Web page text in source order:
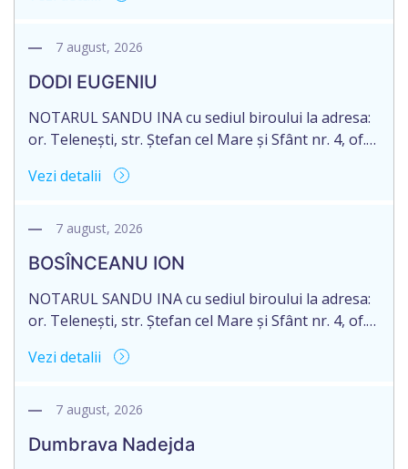
decedat/ă la 16 mai 2026. Eliberarea certificatului de
de 16.05.2027 termenul de opțiune pentru
acceptarea […]
7 august, 2026
DODI EUGENIU
NOTARUL SANDU INA cu sediul biroului la adresa:
or. Telenești, str. Ștefan cel Mare și Sfânt nr. 4, of.
succesorale în urma decesului cet. DODI EUGENIU,
2003035009604, decedat/ă la data de 12.01.2026
/doisprezece ianuarie anul două mii douăzeci și
șase/. Eliberarea certificatului de moștenitor este
[…]
Vezi detalii
7 august, 2026
BOSÎNCEANU ION
NOTARUL SANDU INA cu sediul biroului la adresa:
or. Telenești, str. Ștefan cel Mare și Sfânt nr. 4, of.
succesorale în urma decesului cet. BOSÎNCEANU
0991201351317, decedat/ă la data de 15.05.2021
Eliberarea certificatului de moștenitor este […]
Vezi detalii
7 august, 2026
Dumbrava Nadejda